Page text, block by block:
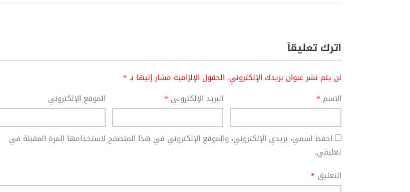
اترك تعليقاً
لن يتم نشر عنوان بريدك الإلكتروني. الحقول الإلزامية مشار إليها بـ*
الاسم * البريد الإلكتروني * الموقع الإلكتروني
احفظ اسمي، بريدي الإلكتروني، والموقع الإلكتروني في هذا المتصفح لاستخدامها المرة المقبلة في
تعليقي.
التعليق *